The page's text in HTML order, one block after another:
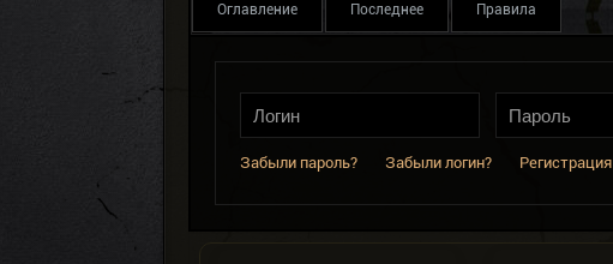
Оглавление Последнее Правила
Забыли пароль? Забыли логин? Регистрация